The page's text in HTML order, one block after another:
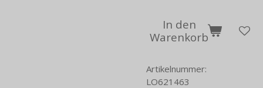
In den
Warenkorb
Artikelnummer:
LO621463